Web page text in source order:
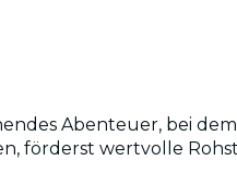
Abenteuer, bei
förderst wertvolle